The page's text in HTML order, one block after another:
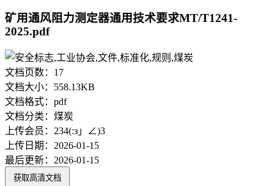
矿用通风阻力测定器通用技术要求MT/T1241-
2025.pdf
文档页数： 17
文档大小： 558.13KB
文档格式： pdf
文档分类： 煤炭
上传会员： 234(:з」∠)3
上传日期： 2026-01-15
最后更新： 2026-01-15
获取高清文档